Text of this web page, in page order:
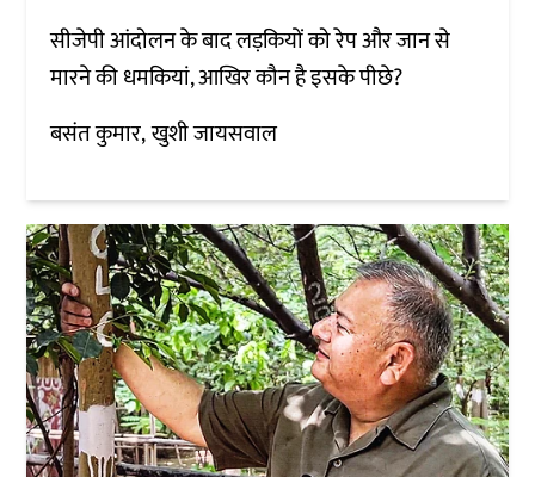
सीजेपी आंदोलन के बाद लड़कियों को रेप और जान से
मारने की धमकियां, आखिर कौन है इसके पीछे?
बसंत कुमार खुशी जायसवाल